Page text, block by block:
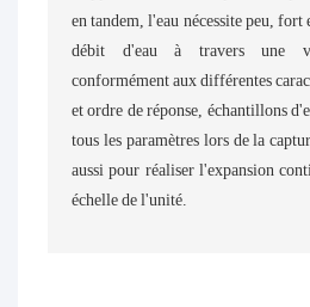
en tandem, l'eau nécessite peu, fort
débit d'eau à travers une
conformément aux différentes
et ordre de réponse, échantillons
tous les paramètres lors de la
aussi pour réaliser l'expansion
échelle de l'unité.